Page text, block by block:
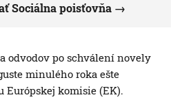
Sociálna poisťovňa
odvodov po schválení novely
minulého roka ešte
Európskej komisie (EK).